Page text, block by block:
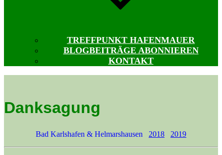
TREFFPUNKT HAFENMAUER
BLOGBEITRÄGE ABONNIEREN
KONTAKT
Danksagung
Bad Karlshafen & Helmarshausen 2018 2019